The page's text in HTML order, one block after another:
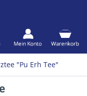
"Pu Erh Tee"